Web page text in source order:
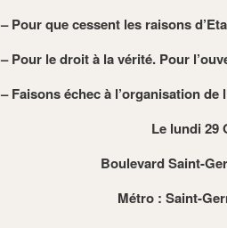
– Pour que cessent les raisons
– Pour le droit à la vérité. Pour
– Faisons échec à l’organisation de
Le lundi 29
Boulevard Saint-
Métro : Saint-